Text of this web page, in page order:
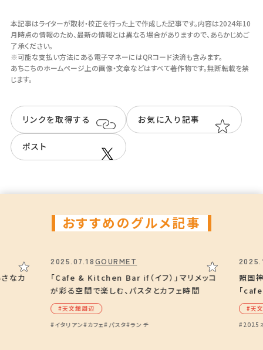
Instagram
@meri__coffee
本記事はライターが取材・校正を行った上で作成した記事です。内容は2024年10
月時点の情報のため、最新の情報とは異なる場合がありますので、あらかじめご
了承ください。
※可能な支払い方法にある電子マネーにはQRコード決済も含みます。
あちこちのホームページ上の画像・⽂章などはすべて著作物です。無断転載を禁
じます。
リンクを取得する お気に入り記事
ポスト
おすすめのグルメ記事
なカ
「Cafe & Kitchen Bar if（イフ）」マリメッコ
が彩る空間で楽しむ、パスタとカフェ時間
2025.07.18GOURMET
#天⽂館周辺
#イタリアン#カフェ#パスタ#ランチ
照国
「
#天
#2025